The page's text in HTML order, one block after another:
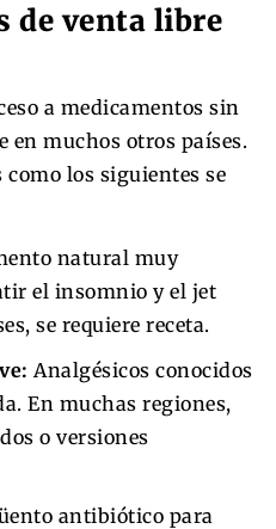
de venta libre
a medicamentos sin
en muchos otros países.
como los siguientes se
natural muy
el insomnio y el jet
se requiere receta.
Analgésicos conocidos
En muchas regiones,
o versiones
antibiótico para